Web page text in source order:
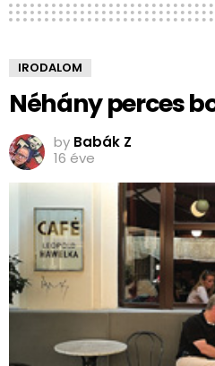
IRODALOM
Néhány perces
by Babák Z
16 éve